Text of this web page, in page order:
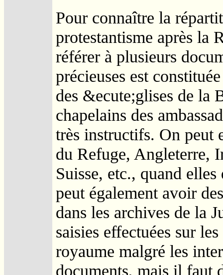
Pour connaître la
protestantisme après la
référer à plusieurs
précieuses est
des &ecute;glises de la
chapelains des
très instructifs. On peut
du Refuge, Angleterre,
Suisse, etc., quand
peut également avoir
dans les archives de la
saisies effectuées sur
royaume malgré les
documents, mais il faut